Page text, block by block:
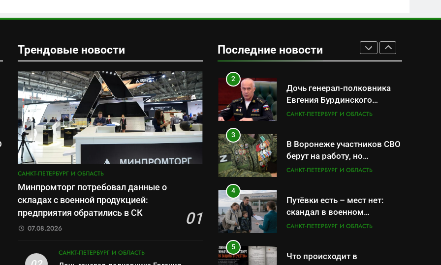
Трендовые новости
САНКТ-ПЕТЕРБУРГ И ОБЛАСТЬ
Минпромторг потребовал данные о
складах с военной продукцией:
предприятия обратились в СК
01
07.08.2026
САНКТ-ПЕТЕРБУРГ И ОБЛАСТЬ
Последние новостиданные о складах с
военной продукцией:
2
Дочь генерал-полковника
Евгения Бурдинского
оказывает платные услуги
САНКТ-ПЕТЕРБУРГ И ОБЛАСТЬ
3
В Воронеже участников СВО
берут на работу, но
удержаться удаётся не всем
САНКТ-ПЕТЕРБУРГ И ОБЛАСТЬ
4
Путёвки есть – мест нет:
скандал в военном
санатории Владивостока
САНКТ-ПЕТЕРБУРГ И ОБЛАСТЬ
5
Что происходит в